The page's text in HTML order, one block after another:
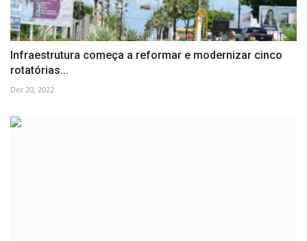
Infraestrutura começa a reformar e modernizar cinco
rotatórias...
Dez 20, 2022